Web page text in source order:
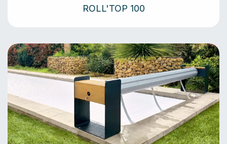
ROLL'TOP 100